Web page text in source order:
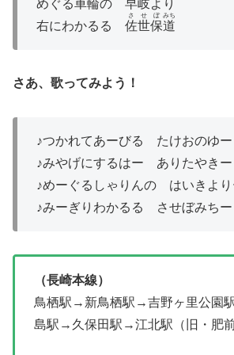
めぐる車輪の 早岐より
右にわかるる 佐世保
させぼ
道
みち
さあ、歌ってみよう！
♪つかれてあーびる たけおのゆー
♪みやげにするはー ありたやきー
♪めーぐるしゃりんの はいきより
♪みーぎりわかるる させぼみちー
（長崎本線）
鳥栖駅→新鳥栖駅→吉野ヶ里公園
島駅→久保田駅→江北駅（旧・肥前